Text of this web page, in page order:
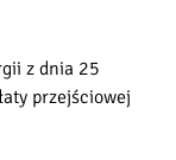
z dnia 25
przejściowej